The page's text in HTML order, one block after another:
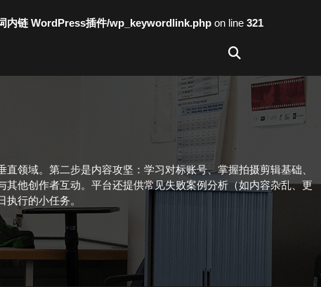
链 WordPress插件/wp_keywordlink.php on line 321
领域。第二步是内容攻坚：学习对标账号、掌握拍摄剪辑基础、
他创作者互动。平台还提供常见失败案例分析（如内容杂乱、更
行的小任务。